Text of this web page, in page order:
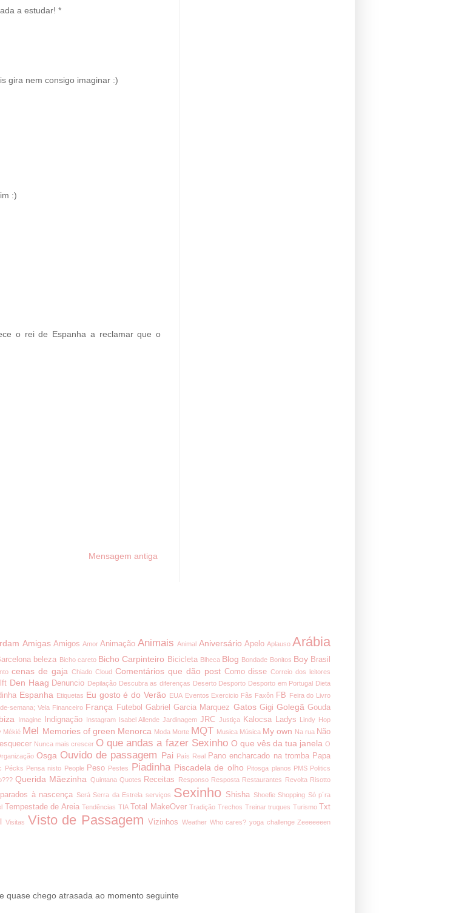
a estudar! *
gira nem consigo imaginar :)
:)
o rei de Espanha a reclamar que o
Mensagem antiga
Amigas Amigos Amor Animação Animais Animal Aniversário Apelo Aplauso Arábia
beleza Bicho careto Bicho Carpinteiro Bicicleta Blheca Blog Bondade Bonitos Boy Brasil
cenas de gaja Chiado Cloud Comentários que dão post Como disse Correio dos leitores
Den Haag Denuncio Depilação Descubra as diferenças Deserto Desporto Desporto em Portugal Dieta
Espanha Etiquetas Eu gosto é do Verão EUA Eventos Exercicio Fãs Faxôn FB Feira do Livro
semana; Vela Financeiro França Futebol Gabriel Garcia Marquez Gatos Gigi Golegã Gouda
Imagine Indignação Instagram Isabel Allende Jardinagem JRC Justiça Kalocsa Ladys Lindy Hop
Mékié Mel Memories of green Menorca Moda Morte MQT Musica Música My own Na rua Não
Nunca mais crescer O que andas a fazer Sexinho O que vês da tua janela O
Osga Ouvido de passagem Pai País Real Pano encharcado na tromba Papa
Pécks Pensa nisto People Peso Pestes Piadinha Piscadela de olho Pitosga planos PMS Politics
Querida Mãezinha Quintana Quotes Receitas Responso Resposta Restaurantes Revolta Risotto
à nascença Será Serra da Estrela serviços Sexinho Shisha Shoefie Shopping Só p´ra
Tempestade de Areia Tendências TIA Total MakeOver Tradição Trechos Treinar truques Turismo Txt
Visitas Visto de Passagem Vizinhos Weather Who cares? yoga challenge Zeeeeeeen
quase chego atrasada ao momento seguinte